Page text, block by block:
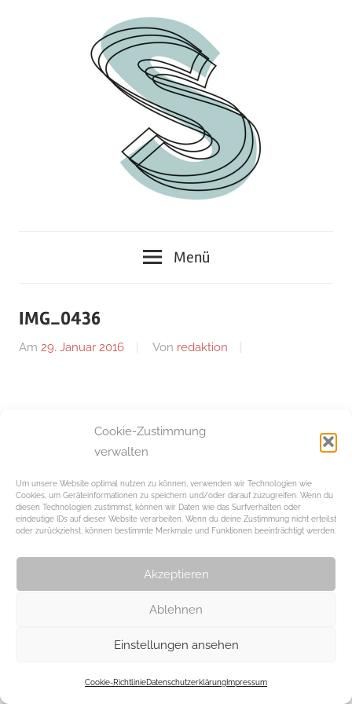
Cookie-Zustimmung
verwalten
Um unsere Website optimal nutzen zu können, verwenden wir Technologien wie
Cookies, um Geräteinformationen zu speichern und/oder darauf zuzugreifen. Wenn du
diesen Technologien zustimmst, können wir Daten wie das Surfverhalten oder
eindeutige IDs auf dieser Website verarbeiten. Wenn du deine Zustimmung nicht erteilst
oder zurückziehst, können bestimmte Merkmale und Funktionen beeinträchtigt werden.
Akzeptieren
Ablehnen
Einstellungen ansehen
Cookie-RichtlinieDatenschutzerklärungImpressum
Menü
IMG_0436
Am 29. Januar 2016 Von redaktion
Beitragsnavigation
„Ein Kunststudium
Menschen“
Schreibe einen Kommentar
angemeldetsein, um einen Kommentar
abzugeben.
WordPress-Theme: Chronus von ThemeZee.